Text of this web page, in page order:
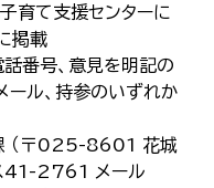
子育て支援センターに
掲載
話番号、意見を明記の
メール、持参のいずれか
課 （〒025-8601 花城
41-2761 メール